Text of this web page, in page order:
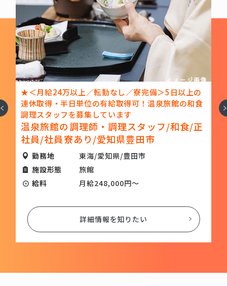
★＜月給24万以上／転勤なし／寮完備＞5日以上の
連休取得・半日単位の有給取得可！温泉旅館の和食
調理スタッフを募集しています
温泉旅館の調理師・調理スタッフ/和食/正
社員/社員寮あり/愛知県豊田市
勤務地
東海/愛知県/豊田市
施設形態
旅館
給料
月給248,000円～
詳細情報を知りたい
次